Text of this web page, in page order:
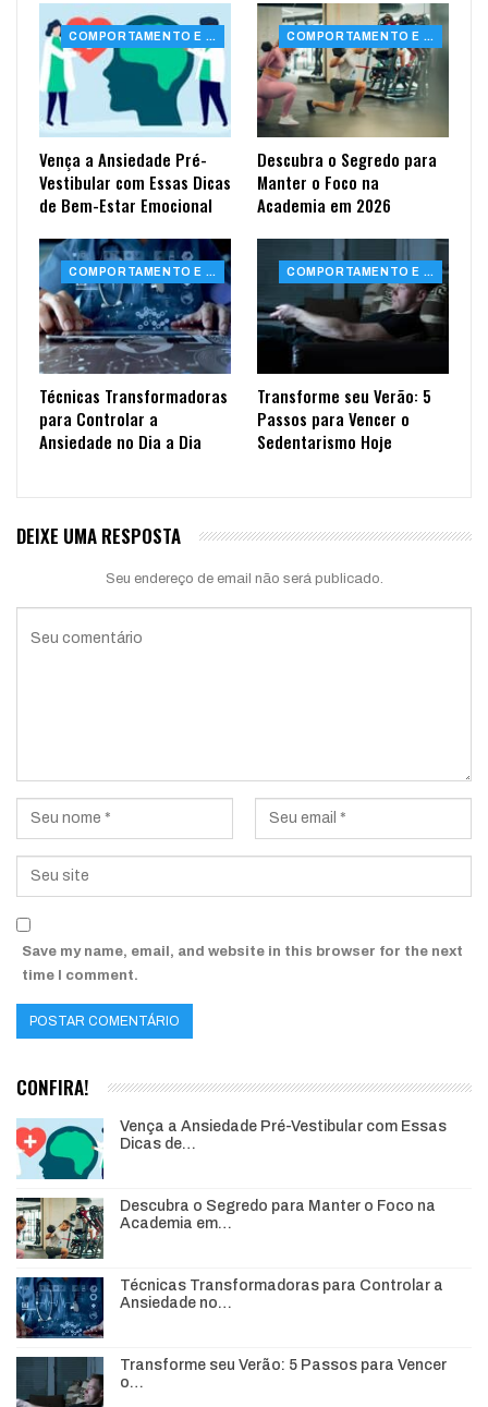
COMPORTAMENTO E SAÚDE
Vença a Ansiedade Pré-
Vestibular com Essas Dicas
de Bem-Estar Emocional
COMPORTAMENTO E SAÚDE
Descubra o Segredo para
Manter o Foco na
Academia em 2026
COMPORTAMENTO E SAÚDE
Técnicas Transformadoras
para Controlar a
Ansiedade no Dia a Dia
COMPORTAMENTO E SAÚDE
Transforme seu Verão: 5
Passos para Vencer o
Sedentarismo Hoje
DEIXE UMA RESPOSTA
Seu endereço de email não será publicado.
Save my name, email, and website in this browser for the next
time I comment.
CONFIRA!
Vença a Ansiedade Pré-Vestibular com Essas
Dicas de…
Descubra o Segredo para Manter o Foco na
Academia em…
Técnicas Transformadoras para Controlar a
Ansiedade no…
Transforme seu Verão: 5 Passos para Vencer
o…